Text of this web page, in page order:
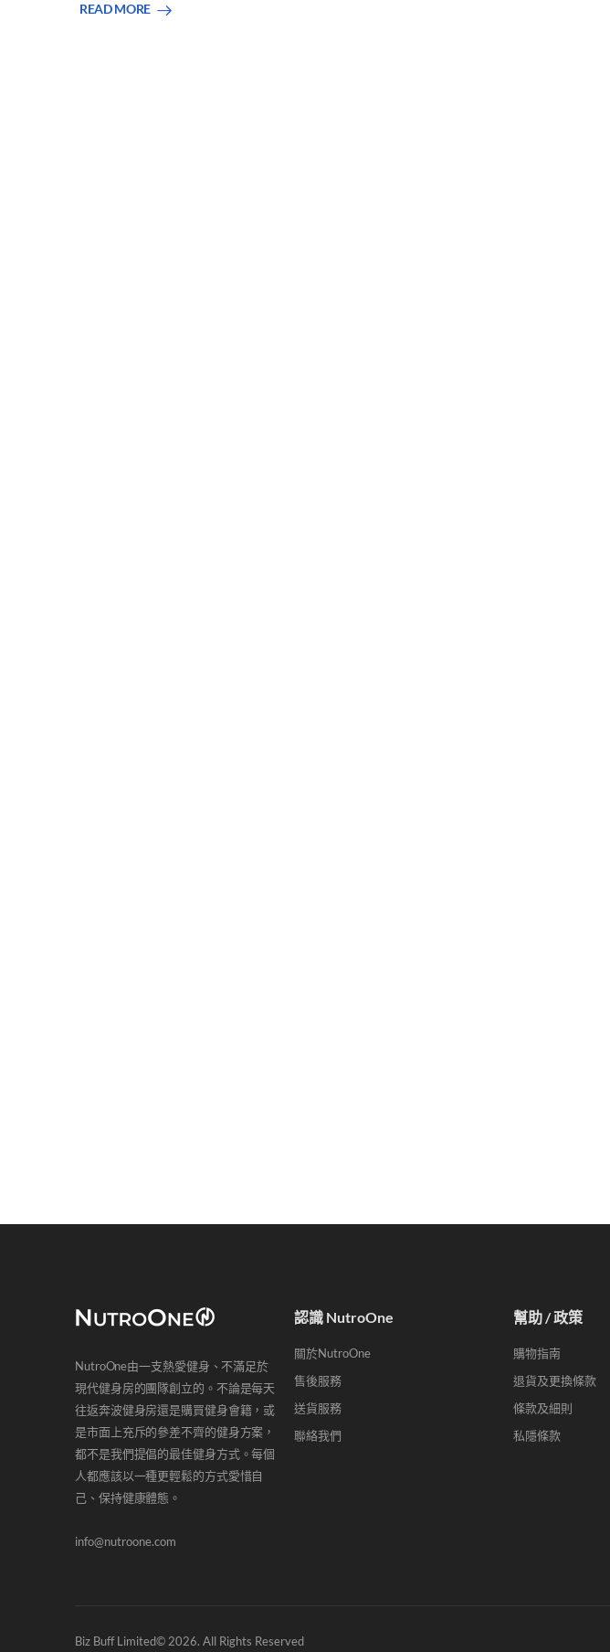
READ MORE
NutroOne由一支熱愛健身、不滿足於
現代健身房的團隊創立的。不論是每天
往返奔波健身房還是購買健身會籍，或
是市面上充斥的參差不齊的健身方案，
都不是我們提倡的最佳健身方式。每個
人都應該以一種更輕鬆的方式愛惜自
己、保持健康體態。
info@nutroone.com
認識 NutroOne
關於NutroOne
售後服務
送貨服務
聯絡我們
幫助 / 政策
購物指南
退貨及更換條款
條款及細則
私隱條款
Biz Buff Limited© 2026. All Rights Reserved